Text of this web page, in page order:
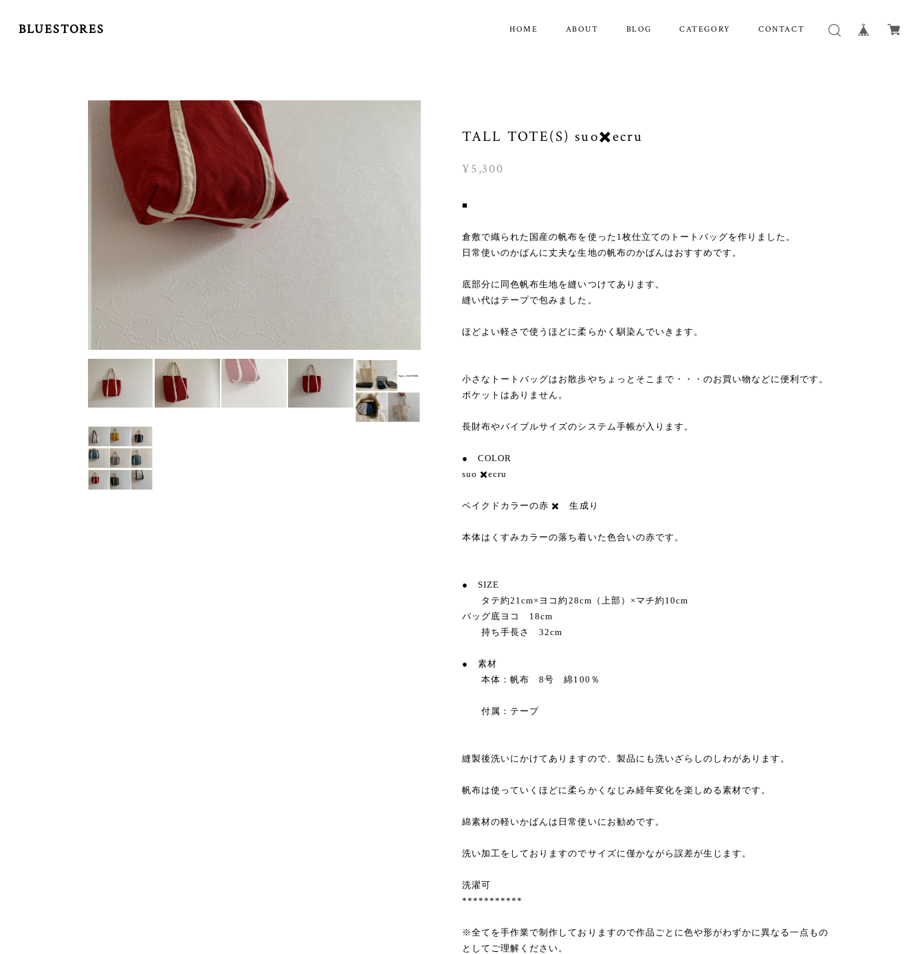
BLUESTORES HOME ABOUT BLOG CATEGORY CONTACT
TALL TOTE(S) suo✖️ecru
¥5,300
■
倉敷で織られた国産の帆布を使った1枚仕立てのトートバッグを作りました。
日常使いのかばんに丈夫な生地の帆布のかばんはおすすめです。
底部分に同色帆布生地を縫いつけてあります。
縫い代はテープで包みました。
ほどよい軽さで使うほどに柔らかく馴染んでいきます。
小さなトートバッグはお散歩やちょっとそこまで・・・のお買い物などに便利です。
ポケットはありません。
長財布やバイブルサイズのシステム手帳が入ります。
● COLOR
suo ✖️ecru
ベイクドカラーの赤 ✖️ 生成り
本体はくすみカラーの落ち着いた色合いの赤です。
● SIZE
タテ約21cm×ヨコ約28cm（上部）×マチ約10cm
バッグ底ヨコ 18cm
持ち手長さ 32cm
● 素材
本体：帆布 8号 綿100％
付属：テープ
縫製後洗いにかけてありますので、製品にも洗いざらしのしわがあります。
帆布は使っていくほどに柔らかくなじみ経年変化を楽しめる素材です。
綿素材の軽いかばんは日常使いにお勧めです。
洗い加工をしておりますのでサイズに僅かながら誤差が生じます。
洗濯可
***********
※全てを手作業で制作しておりますので作品ごとに色や形がわずかに異なる一点もの
としてご理解ください。